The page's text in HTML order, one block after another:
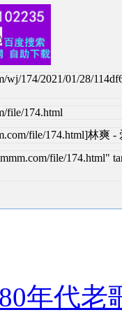
174/2021/01/28/
file/174.html
file/174.html]林爽
file/174.html"
年代老